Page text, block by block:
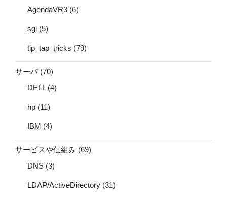
AgendaVR3 (6)
sgi (5)
tip_tap_tricks (79)
サーバ(70)
DELL(4)
hp (11)
IBM (4)
サービスや仕組み (69)
DNS (3)
LDAP/ActiveDirectory (31)